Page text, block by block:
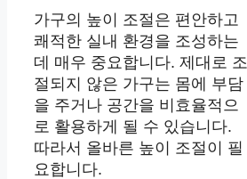
가구의 높이 조절은 편안하고
쾌적한 실내 환경을 조성하는
데 매우 중요합니다. 제대로 조
절되지 않은 가구는 몸에 부담
을 주거나 공간을 비효율적으
로 활용하게 될 수 있습니다.
따라서 올바른 높이 조절이 필
요합니다.